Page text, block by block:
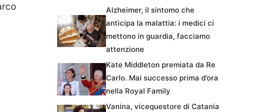
Alzheimer, il sintomo che
anticipa la malattia: i medici ci
mettono in guardia, facciamo
attenzione
Kate Middleton premiata da Re
Carlo. Mai successo prima d’ora
nella Royal Family
Vanina, vicequestore di Catania